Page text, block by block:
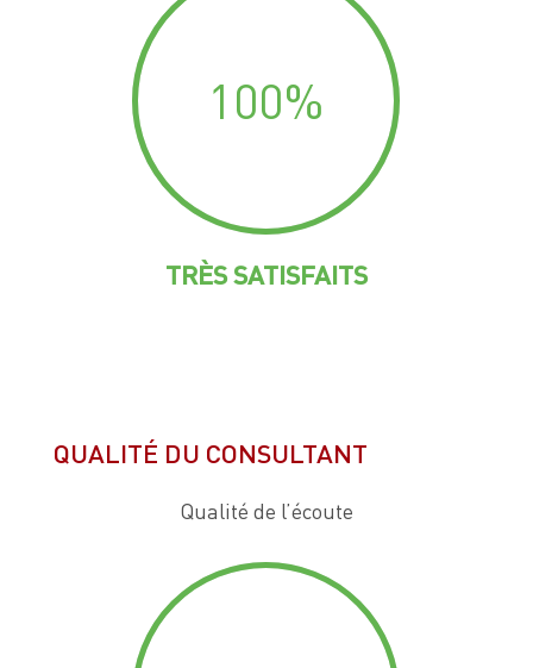
100%
TRÈS SATISFAITS
QUALITÉ DU CONSULTANT
Qualité de l’écoute